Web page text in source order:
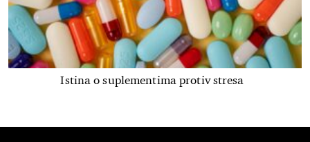
Istina o suplementima protiv stresa